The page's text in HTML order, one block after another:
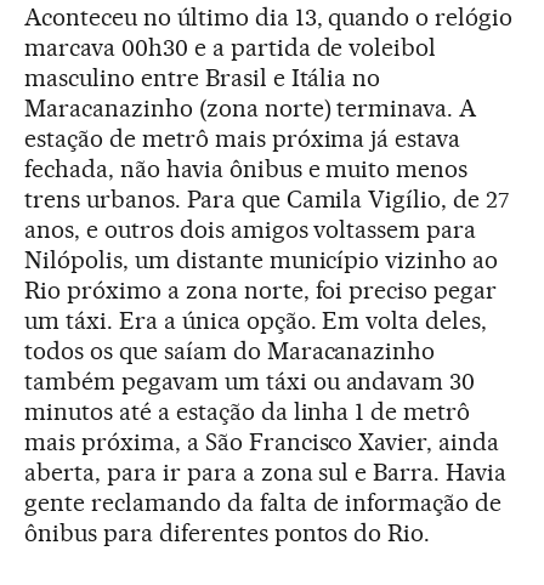
Aconteceu no último dia 13, quando o relógio
marcava 00h30 e a partida de voleibol
masculino entre Brasil e Itália no
Maracanazinho (zona norte) terminava. A
estação de metrô mais próxima já estava
fechada, não havia ônibus e muito menos
trens urbanos. Para que Camila Vigílio, de 27
anos, e outros dois amigos voltassem para
Nilópolis, um distante município vizinho ao
Rio próximo a zona norte, foi preciso pegar
um táxi. Era a única opção. Em volta deles,
todos os que saíam do Maracanazinho
também pegavam um táxi ou andavam 30
minutos até a estação da linha 1 de metrô
mais próxima, a São Francisco Xavier, ainda
aberta, para ir para a zona sul e Barra. Havia
gente reclamando da falta de informação de
ônibus para diferentes pontos do Rio.